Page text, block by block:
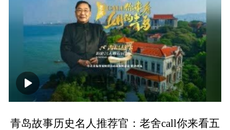
00:00 02:48
青岛故事历史名人推荐官：老舍call你来看五